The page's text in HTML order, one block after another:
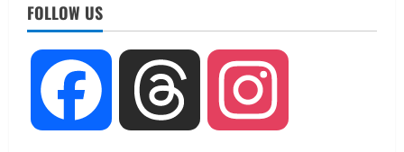
FOLLOW US
Facebook Threads
ब्यूटीफुल आइज़’ एवं ‘मिस ब्यूटीफुल हेयर’ का
आयोजन
August 5, 2026
UTTARAKHAND NEWS
एमआईटी वर्ल्ड पीस यूनिवर्सिटी और जर्मनी के